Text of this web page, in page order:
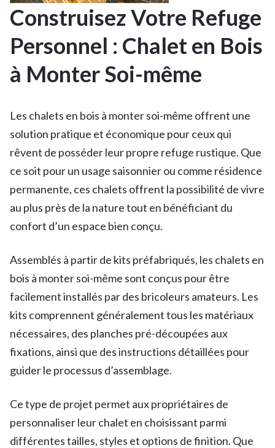
Construisez Votre Refuge
Personnel : Chalet en Bois
à Monter Soi-même
Les chalets en bois à monter soi-même offrent une
solution pratique et économique pour ceux qui
rêvent de posséder leur propre refuge rustique. Que
ce soit pour un usage saisonnier ou comme résidence
permanente, ces chalets offrent la possibilité de vivre
au plus près de la nature tout en bénéficiant du
confort d’un espace bien conçu.
Assemblés à partir de kits préfabriqués, les chalets en
bois à monter soi-même sont conçus pour être
facilement installés par des bricoleurs amateurs. Les
kits comprennent généralement tous les matériaux
nécessaires, des planches pré-découpées aux
fixations, ainsi que des instructions détaillées pour
guider le processus d’assemblage.
Ce type de projet permet aux propriétaires de
personnaliser leur chalet en choisissant parmi
différentes tailles, styles et options de finition. Que